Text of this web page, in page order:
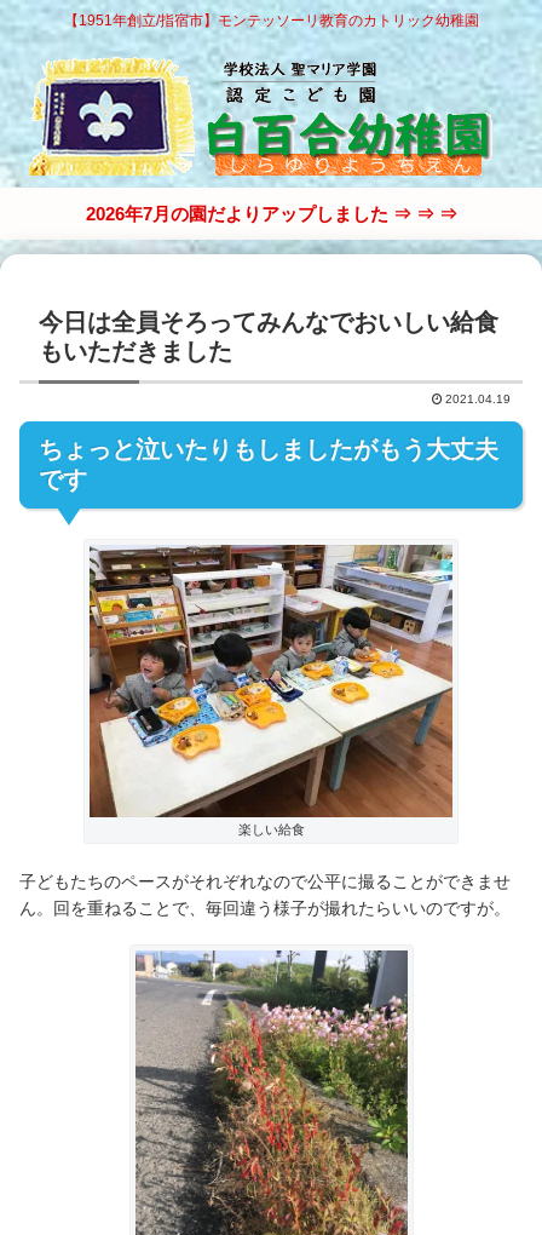
【1951年創立/指宿市】モンテッソーリ教育のカトリック幼稚園
2026年7月の園だよりアップしました ⇒ ⇒ ⇒
今日は全員そろってみんなでおいしい給食
もいただきました
2021.04.19
ちょっと泣いたりもしましたがもう大丈夫
です
楽しい給食
子どもたちのペースがそれぞれなので公平に撮ることができませ
ん。回を重ねることで、毎回違う様子が撮れたらいいのですが。